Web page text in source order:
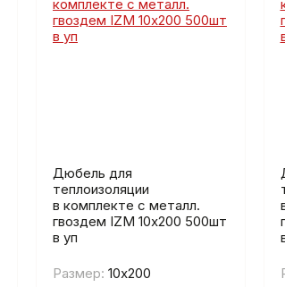
Дюбель для
теплоизоляции
в комплекте с металл.
гвоздем IZМ 10х200 500шт
в уп
Размер: 10х200